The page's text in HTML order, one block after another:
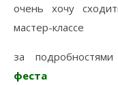
очень хочу
мастер-классе
за
феста